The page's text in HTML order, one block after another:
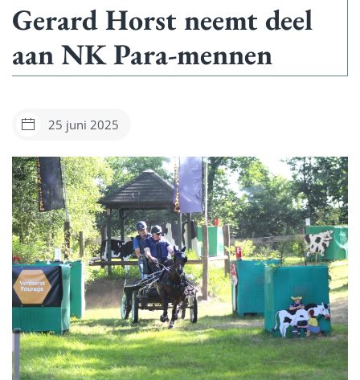
Gerard Horst neemt deel
aan NK Para-mennen
25 juni 2025